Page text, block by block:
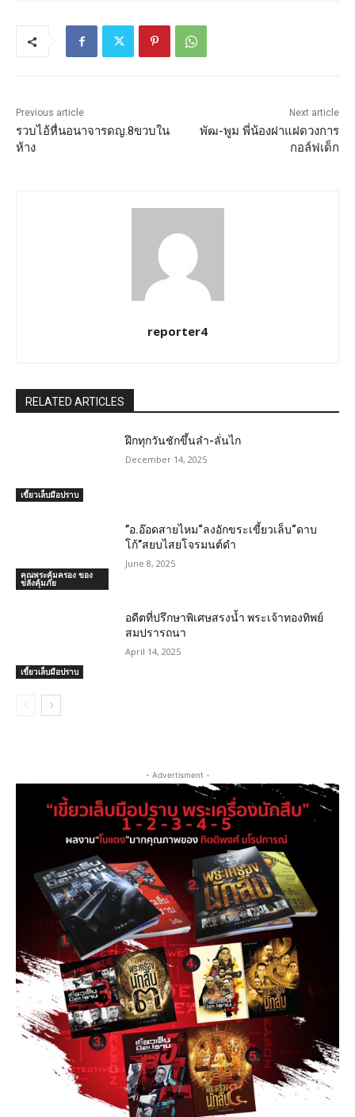
Previous article
รวบไอ้หื่นอนาจารดญ.8ขวบใน
ห้าง
Next article
พัฒ-พูม พี่น้องฝาแฝดวงการ
กอล์ฟเด็ก
reporter4
RELATED ARTICLES
เขี้ยวเล็บมือปราบ
ฝึกทุกวันชักขึ้นลำ-ลั่นไก
December 14, 2025
คุณพระคุ้มครอง ของ
ขลังคุ้มภัย
”อ.อ๊อดสายไหม“ลงอักขระเขี้ยวเล็บ“ดาบ
โก้”สยบไสยโจรมนต์ดำ
June 8, 2025
เขี้ยวเล็บมือปราบ
อดีตที่ปรึกษาพิเศษสรงน้ำ พระเจ้าทองทิพย์
สมปรารถนา
April 14, 2025
- Advertisment -